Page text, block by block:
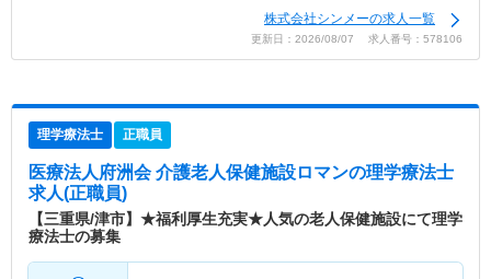
株式会社シンメーの求人一覧
更新日：2026/08/07 求人番号：578106
理学療法士 正職員
医療法人府洲会 介護老人保健施設ロマンの理学療法士
求人(正職員)
【三重県/津市】★福利厚生充実★人気の老人保健施設にて理学
療法士の募集